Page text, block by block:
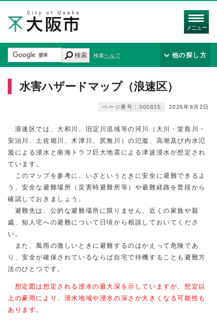
メニュー
検索 検索ヘルプ 他の探し方
水害ハザードマップ（浪速区）
2026年8月2日
ページ番号：300835
浪速区では、大和川、旧淀川流域等の河川（大川・堂島川・
安治川、土佐堀川、木津川、尻無川）の氾濫、高潮及び内水氾
濫による浸水と南海トラフ巨大地震による津波浸水が想定され
ています。
このマップを参考に、いざというときに安全に避難できるよ
う、安全な避難場所（災害時避難所等）や避難経路を普段から
確認しておきましょう。
避難先は、公的な避難場所に限りません。近くの家族や親
戚、知人宅への避難について日頃から相談しておいてくださ
い。
また、風雨の激しいときに避難するのはかえって危険であ
り、安全が確保されているならば自宅で待機することも避難方
法のひとつです。
想定図は想定される浸水の最大深を示していますが、想定以
上の豪雨により、浸水地域や浸水の深さが大きくなる可能性も
あります。